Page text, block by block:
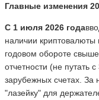
Главные изменения
С 1 июля 2026 года
наличии
годовом обороте
отчетности (не путать
зарубежных счетах.
"лазейку" для